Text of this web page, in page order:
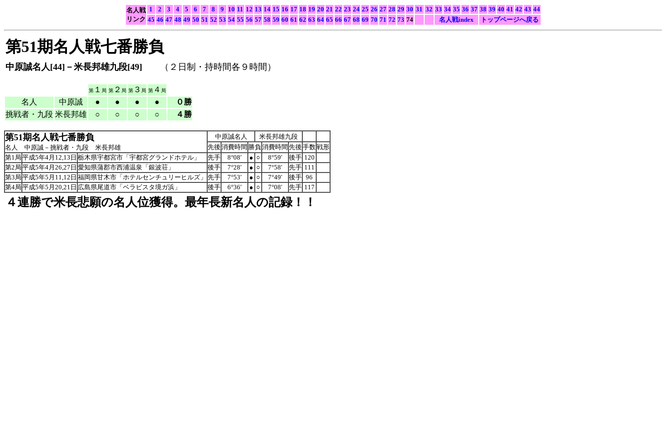
名人戦
リンク
1 2 3 4 5 6 7 8 9 10 11 12 13 14 15 16 17 18 19 20 21 22 23 24 25 26 27 28 29 30 31 32 33 34 35 36 37 38 39 40 41 42 43 44
45 46 47 48 49 50 51 52 53 54 55 56 57 58 59 60 61 62 63 64 65 66 67 68 69 70 71 72 73 74 名人戦index トップページへ戻る
第51期名人戦七番勝負
中原誠名人[44]－米長邦雄九段[49] （２日制・持時間各９時間）
第 １ 局 第 ２ 局 第 ３ 局 第 ４ 局
名人 中原誠 ● ● ● ●
０勝
挑戦者・九段 米長邦雄 ○ ○ ○ ○ ４勝
第51期名人戦七番勝負
名人 中原誠－挑戦者・九段 米長邦雄
中原誠名人
米長邦雄九段
先後 消費時間 勝負 消費時間 先後 手数戦形
第1局 平成5年4月12,13日 栃木県宇都宮市「宇都宮グランドホテル」 先手 8°08′ ● ○ 8°59′ 後手 120
第2局 平成5年4月26,27日 愛知県蒲郡市西浦温泉「銀波荘」 後手 7°28′ ● ○ 7°58′ 先手 111
第3局 平成5年5月11,12日 福岡県甘木市「ホテルセンチュリーヒルズ」 先手 7°53′ ● ○ 7°49′ 後手 96
第4局 平成5年5月20,21日 広島県尾道市「ベラビスタ境ガ浜」 後手 6°36′ ● ○ 7°08′ 先手 117
４連勝で米長悲願の名人位獲得。最年長新名人の記録！！